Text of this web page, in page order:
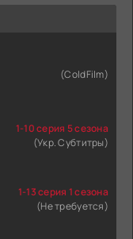
(ColdFilm)
1-10 серия 5 сезона
(Укр. Субтитры)
1-13 серия 1 сезона
(Не требуется)